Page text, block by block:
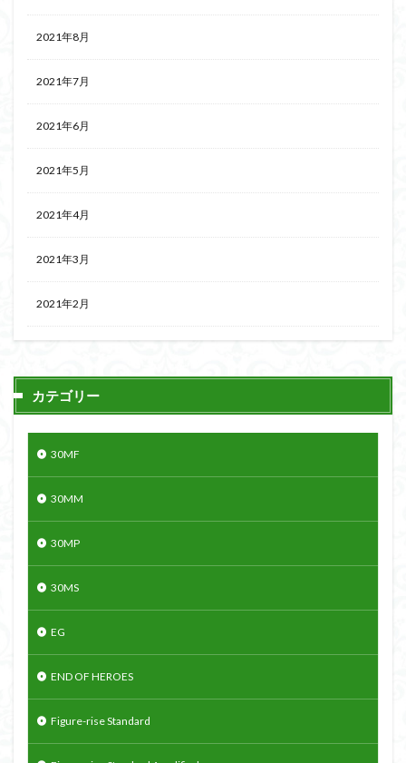
2021年8月
2021年7月
2021年6月
2021年5月
2021年4月
2021年3月
2021年2月
カテゴリー
30MF
30MM
30MP
30MS
EG
END OF HEROES
Figure-rise Standard